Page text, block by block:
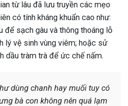
từ lâu đã lưu truyền các mẹo
có tính kháng khuẩn cao như:
để sạch gàu và thông thoáng lỗ
lý vệ sinh vùng viêm; hoặc sử
dầu tràm trà để ức chế nấm.
dùng chanh hay muối tuy có
bà con không nên quá lạm